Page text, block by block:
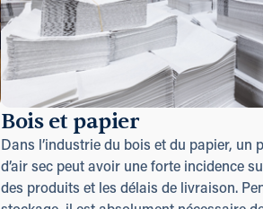
Bois et papier
Dans l’industrie du bois et du papier, un
d’air sec peut avoir une forte incidence
des produits et les délais de livraison.